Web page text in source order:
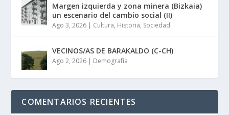
Margen izquierda y zona minera (Bizkaia)
un escenario del cambio social (II)
Ago 3, 2026 | Cultura, Historia, Sociedad
VECINOS/AS DE BARAKALDO (C-CH)
Ago 2, 2026 | Demografía
COMENTARIOS RECIENTES